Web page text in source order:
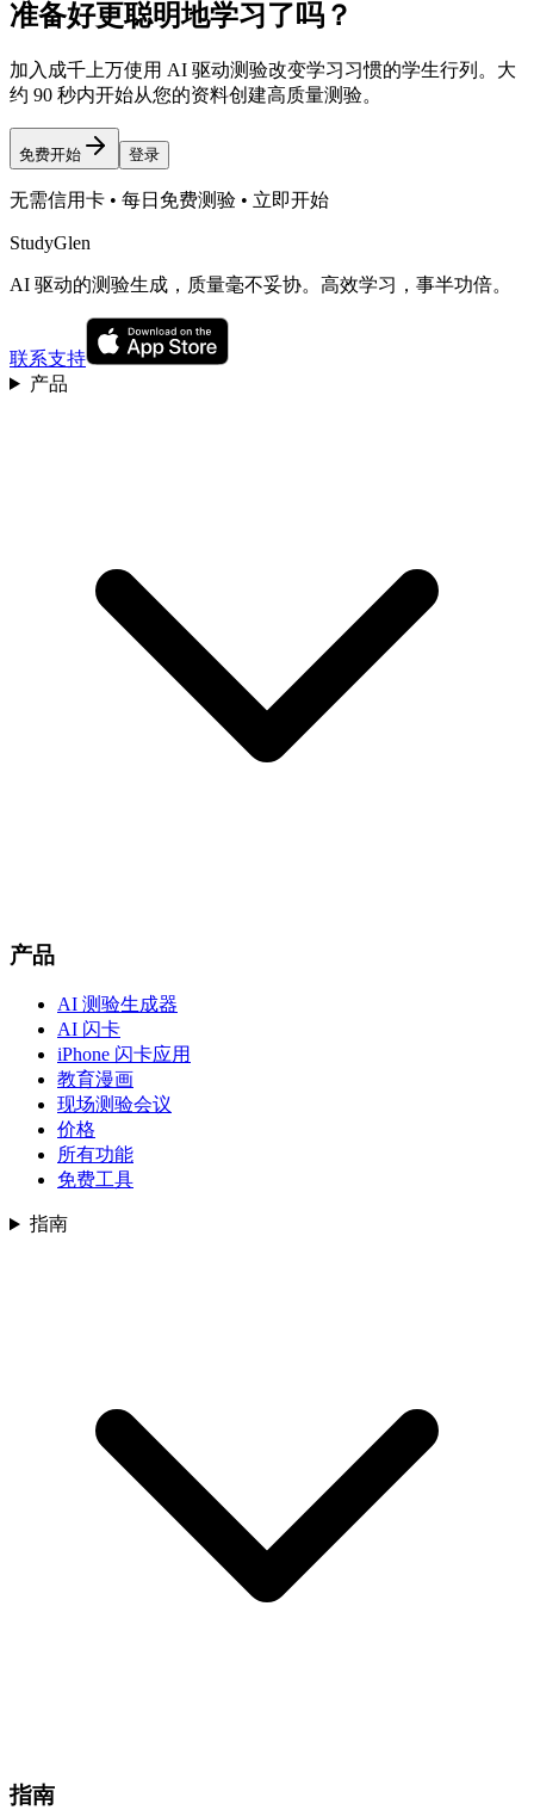
准备好更聪明地学习了吗？
加入成千上万使用 AI 驱动测验改变学习习惯的学生行列。大
约 90 秒内开始从您的资料创建高质量测验。
免费开始 登录
无需信用卡 • 每日免费测验 • 立即开始
StudyGlen
AI 驱动的测验生成，质量毫不妥协。高效学习，事半功倍。
联系支持
产品
产品
AI 测验生成器
AI 闪卡
iPhone 闪卡应用
教育漫画
现场测验会议
价格
所有功能
免费工具
指南
指南